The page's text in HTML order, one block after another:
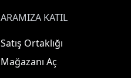
ARAMIZA KATIL
Satış Ortaklığı
Mağazanı Aç